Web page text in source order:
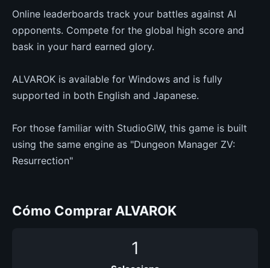
Online leaderboards track your battles against AI
opponents. Compete for the global high score and
bask in your hard earned glory.
ALVAROK is available for Windows and is fully
supported in both English and Japanese.
For those familiar with StudioGIW, this game is built
using the same engine as "Dungeon Manager ZV:
Resurrection"
Cómo Comprar ALVAROK
1